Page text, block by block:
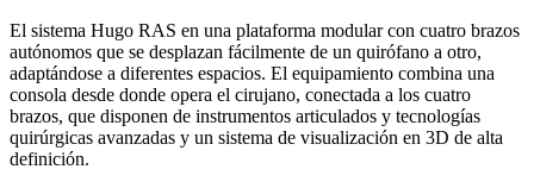
El sistema Hugo RAS en una plataforma modular con cuatro brazos
autónomos que se desplazan fácilmente de un quirófano a otro,
adaptándose a diferentes espacios. El equipamiento combina una
consola desde donde opera el cirujano, conectada a los cuatro
brazos, que disponen de instrumentos articulados y tecnologías
quirúrgicas avanzadas y un sistema de visualización en 3D de alta
definición.